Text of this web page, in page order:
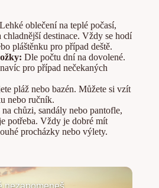
Lehké oblečení na teplé počasí,
chladnější destinace. Vždy se hodí
pláštěnku pro případ deště.
Dle počtu dní na dovolené.
pro případ nečekaných
pláž nebo bazén. Můžete si vzít
nebo ručník.
chůzi, sandály nebo pantofle,
potřeba. Vždy je dobré mít
procházky nebo výlety.
nezapomeneš